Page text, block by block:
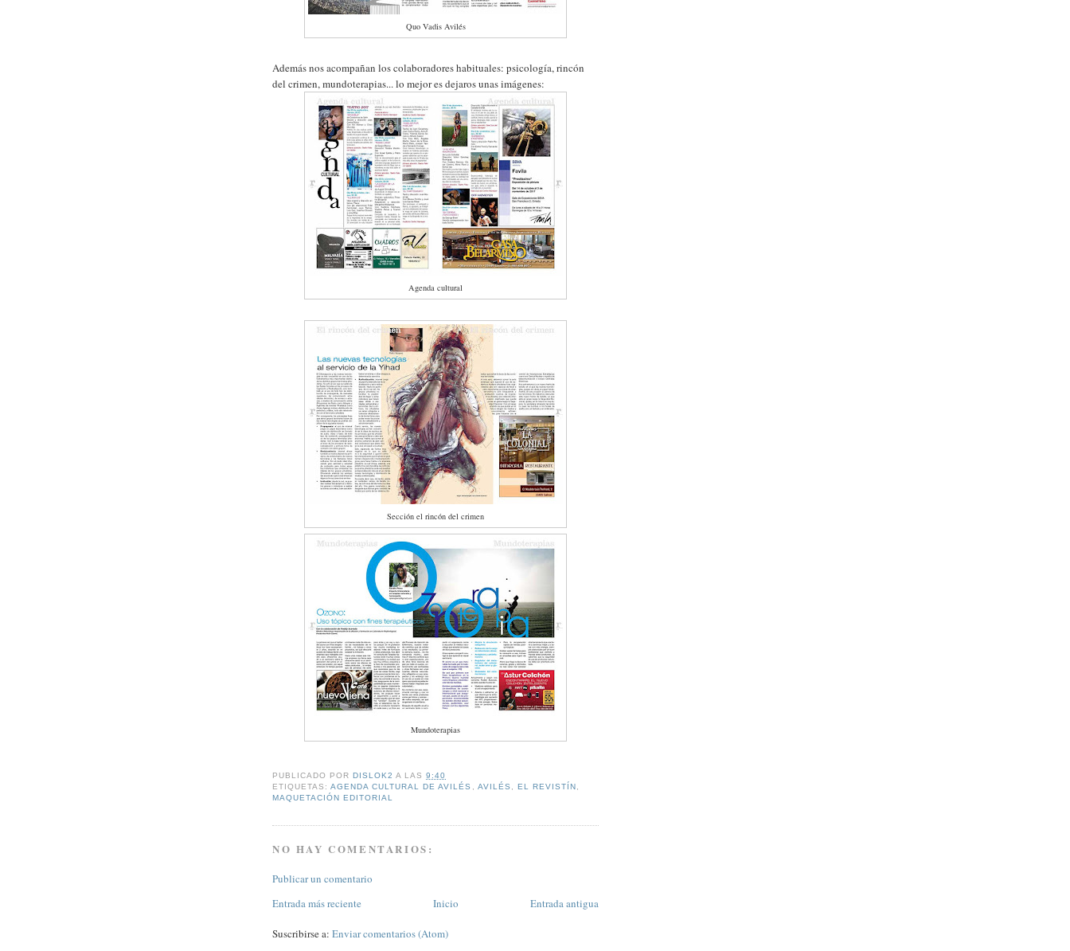
Quo Vadis Avilés
Además nos acompañan los colaboradores habituales: psicología, rincón
del crimen, mundoterapias... lo mejor es dejaros unas imágenes:
Agenda cultural
Sección el rincón del crimen
Mundoterapias
PUBLICADO PORDISLOK2A LAS9:40
ETIQUETAS:AGENDA CULTURAL DE AVILÉS AVILÉS EL REVISTÍN
MAQUETACIÓN EDITORIAL
NO HAY COMENTARIOS:
Publicar un comentario
Entrada más reciente
Entrada antigua
Inicio
Suscribirse a: Enviar comentarios (Atom)